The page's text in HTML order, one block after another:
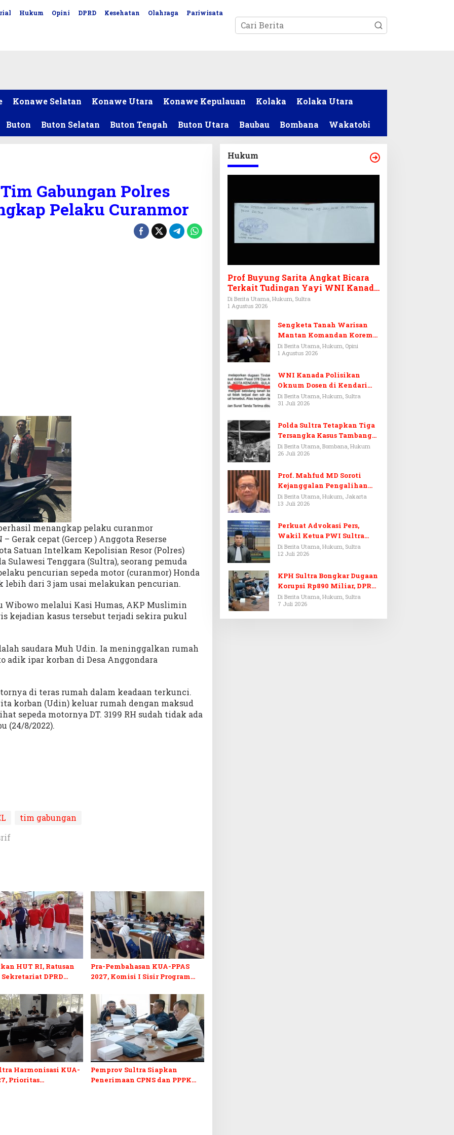
Hukum Opini DPRD Kesehatan Olahraga Pariwisata
Konawe Selatan Konawe Utara Konawe Kepulauan Kolaka Kolaka Utara
Buton Buton Selatan Buton Tengah Buton Utara Baubau Bombana Wakatobi
Gabungan Polres
Pelaku Curanmor
menangkap pelaku curanmor
– Gerak cepat (Gercep ) Anggota Reserse
Satuan Intelkam Kepolisian Resor (Polres)
Sulawesi Tenggara (Sultra), seorang pemuda
pencurian sepeda motor (curanmor) Honda
dari 3 jam usai melakukan pencurian.
Wibowo melalui Kasi Humas, AKP Muslimin
kejadian kasus tersebut terjadi sekira pukul
saudara Muh Udin. Ia meninggalkan rumah
adik ipar korban di Desa Anggondara
di teras rumah dalam keadaan terkunci.
korban (Udin) keluar rumah dengan maksud
sepeda motornya DT. 3199 RH sudah tidak ada
(24/8/2022).
tim gabungan
HUT RI, Ratusan
DPRD
Pra-Pembahasan KUA-PPAS
2027, Komisi I Sisir Program
Harmonisasi KUA-
Prioritas
Pemprov Sultra Siapkan
Penerimaan CPNS dan PPPK
Hukum
Prof Buyung Sarita Angkat Bicara
Terkait Tudingan Yayi WNI Kanada
Ditagih Utang Rp3,6 Miliar
Di Berita Utama, Hukum, Sultra
1 Agustus 2026
Sengketa Tanah Warisan
Mantan Komandan Korem
143/HO, Ketika Warisan
Menjadi Arena Pemerasan
Di Berita Utama, Hukum, Opini
1 Agustus 2026
WNI Kanada Polisikan
Oknum Dosen di Kendari
Terkait Aset Puluhan Miliar
Di Berita Utama, Hukum, Sultra
31 Juli 2026
Polda Sultra Tetapkan Tiga
Tersangka Kasus Tambang
Emas Ilegal di Bombana
Di Berita Utama, Bombana, Hukum
26 Juli 2026
Prof. Mahfud MD Soroti
Kejanggalan Pengalihan
Penyelidikan Tersangka
Febrie Adriansyah
Di Berita Utama, Hukum, Jakarta
13 Juli 2026
Perkuat Advokasi Pers,
Wakil Ketua PWI Sultra
Resmi Dilantik Menjadi
Advokat PERADI
Di Berita Utama, Hukum, Sultra
12 Juli 2026
KPH Sultra Bongkar Dugaan
Korupsi Rp890 Miliar, DPRD
Sultra Gelar RDP
Di Berita Utama, Hukum, Sultra
7 Juli 2026